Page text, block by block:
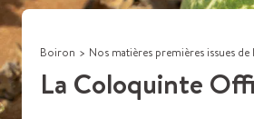
Boiron > Nos matières premières issues de
La Coloquinte